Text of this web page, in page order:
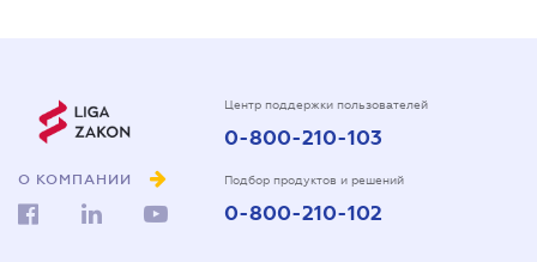
О КОМПАНИИ
Центр поддержки пользователей
0-800-210-103
Подбор продуктов и решений
0-800-210-102